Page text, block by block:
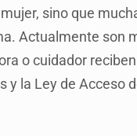
sino que
Actualmente son
o cuidador
la Ley de Acceso